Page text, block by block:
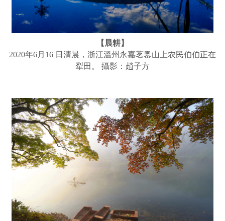
【晨耕】
2020年6月16 日清晨，浙江溫州永嘉茗嶴山上农民伯伯正在
犁田。 攝影：趙子方